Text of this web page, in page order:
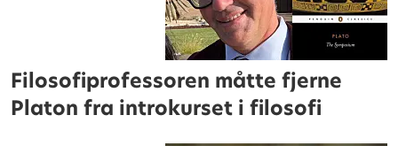
Filosofiprofessoren måtte fjerne
Platon fra introkurset i filosofi